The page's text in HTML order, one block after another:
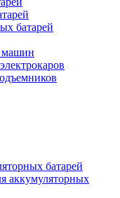
батарей
машин
батарей
аккумуляторных